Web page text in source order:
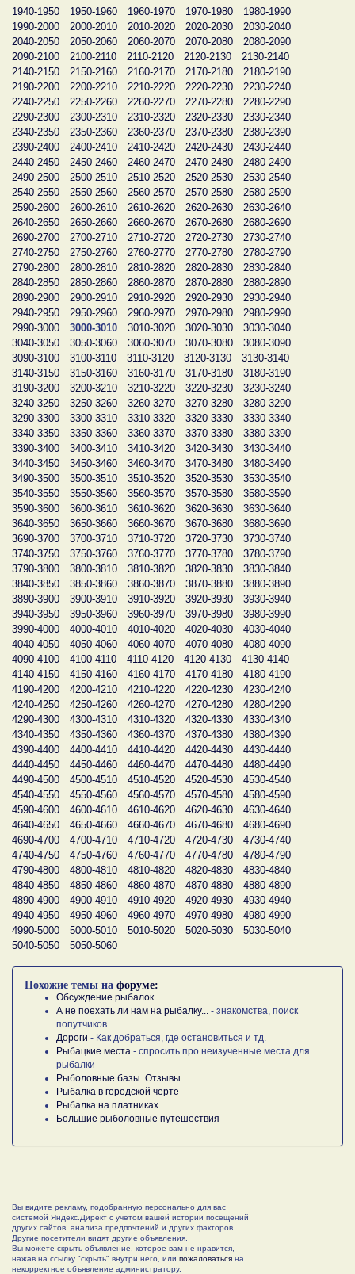
1940-1950
1950-1960 1960-1970 1970-1980
1980-1990
1990-2000
2000-2010 2010-2020 2020-2030
2030-2040
2040-2050
2050-2060 2060-2070 2070-2080
2080-2090
2090-2100
2100-2110 2110-2120 2120-2130
2130-2140
2140-2150
2150-2160 2160-2170 2170-2180
2180-2190
2190-2200
2200-2210 2210-2220 2220-2230
2230-2240
2240-2250
2250-2260 2260-2270 2270-2280
2280-2290
2290-2300
2300-2310 2310-2320 2320-2330
2330-2340
2340-2350
2350-2360 2360-2370 2370-2380
2380-2390
2390-2400
2400-2410 2410-2420 2420-2430
2430-2440
2440-2450
2450-2460 2460-2470 2470-2480
2480-2490
2490-2500
2500-2510 2510-2520 2520-2530
2530-2540
2540-2550
2550-2560 2560-2570 2570-2580
2580-2590
2590-2600
2600-2610 2610-2620 2620-2630
2630-2640
2640-2650
2650-2660 2660-2670 2670-2680
2680-2690
2690-2700
2700-2710 2710-2720 2720-2730
2730-2740
2740-2750
2750-2760 2760-2770 2770-2780
2780-2790
2790-2800
2800-2810 2810-2820 2820-2830
2830-2840
2840-2850
2850-2860 2860-2870 2870-2880
2880-2890
2890-2900
2900-2910 2910-2920 2920-2930
2930-2940
2940-2950
2950-2960 2960-2970 2970-2980
2980-2990
2990-3000
3000-3010 3010-3020 3020-3030
3030-3040
3040-3050
3050-3060 3060-3070 3070-3080
3080-3090
3090-3100
3100-3110 3110-3120 3120-3130
3130-3140
3140-3150
3150-3160 3160-3170 3170-3180
3180-3190
3190-3200
3200-3210 3210-3220 3220-3230
3230-3240
3240-3250
3250-3260 3260-3270 3270-3280
3280-3290
3290-3300
3300-3310 3310-3320 3320-3330
3330-3340
3340-3350
3350-3360 3360-3370 3370-3380
3380-3390
3390-3400
3400-3410 3410-3420 3420-3430
3430-3440
3440-3450
3450-3460 3460-3470 3470-3480
3480-3490
3490-3500
3500-3510 3510-3520 3520-3530
3530-3540
3540-3550
3550-3560 3560-3570 3570-3580
3580-3590
3590-3600
3600-3610 3610-3620 3620-3630
3630-3640
3640-3650
3650-3660 3660-3670 3670-3680
3680-3690
3690-3700
3700-3710 3710-3720 3720-3730
3730-3740
3740-3750
3750-3760 3760-3770 3770-3780
3780-3790
3790-3800
3800-3810 3810-3820 3820-3830
3830-3840
3840-3850
3850-3860 3860-3870 3870-3880
3880-3890
3890-3900
3900-3910 3910-3920 3920-3930
3930-3940
3940-3950
3950-3960 3960-3970 3970-3980
3980-3990
3990-4000
4000-4010 4010-4020 4020-4030
4030-4040
4040-4050
4050-4060 4060-4070 4070-4080
4080-4090
4090-4100
4100-4110 4110-4120 4120-4130
4130-4140
4140-4150
4150-4160 4160-4170 4170-4180
4180-4190
4190-4200
4200-4210 4210-4220 4220-4230
4230-4240
4240-4250
4250-4260 4260-4270 4270-4280
4280-4290
4290-4300
4300-4310 4310-4320 4320-4330
4330-4340
4340-4350
4350-4360 4360-4370 4370-4380
4380-4390
4390-4400
4400-4410 4410-4420 4420-4430
4430-4440
4440-4450
4450-4460 4460-4470 4470-4480
4480-4490
4490-4500
4500-4510 4510-4520 4520-4530
4530-4540
4540-4550
4550-4560 4560-4570 4570-4580
4580-4590
4590-4600
4600-4610 4610-4620 4620-4630
4630-4640
4640-4650
4650-4660 4660-4670 4670-4680
4680-4690
4690-4700
4700-4710 4710-4720 4720-4730
4730-4740
4740-4750
4750-4760 4760-4770 4770-4780
4780-4790
4790-4800
4800-4810 4810-4820 4820-4830
4830-4840
4840-4850
4850-4860 4860-4870 4870-4880
4880-4890
4890-4900
4900-4910 4910-4920 4920-4930
4930-4940
4940-4950
4950-4960 4960-4970 4970-4980
4980-4990
4990-5000
5000-5010 5010-5020 5020-5030
5030-5040
5040-5050
5050-5060
Похожие темы на форуме:
Обсуждение рыбалок
А не поехать ли нам на рыбалку...
- знакомства, поиск
попутчиков
Дороги - Как добраться, где остановиться и тд.
Рыбацкие места - спросить про неизученные места для
рыбалки
Рыболовные базы. Отзывы.
Рыбалка в городской черте
Рыбалка на платниках
Большие рыболовные путешествия
Вы видите рекламу, подобранную персонально для вас
системой Яндекс.Директ с учетом вашей истории посещений
других сайтов, анализа предпочтений и других факторов.
Другие посетители видят другие объявления.
Вы можете скрыть объявление, которое вам не нравится,
нажав на ссылку "скрыть" внутри него, или пожаловаться на
некорректное объявление администратору.